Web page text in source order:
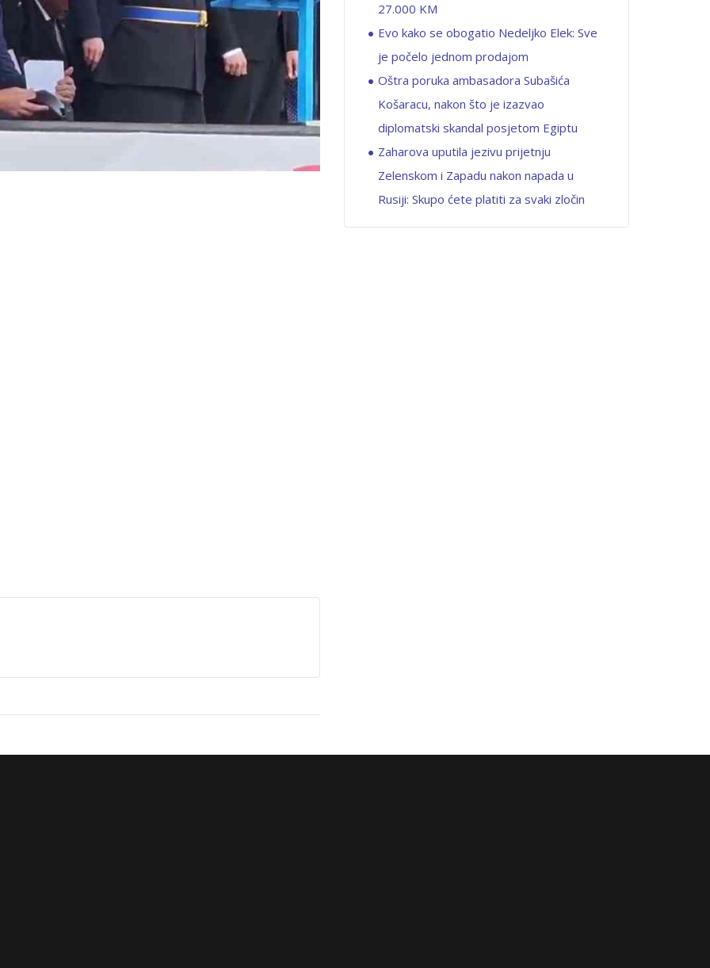
27.000 KM
Evo kako se obogatio Nedeljko Elek: Sve
je počelo jednom prodajom
Oštra poruka ambasadora Subašića
Košaracu, nakon što je izazvao
diplomatski skandal posjetom Egiptu
Zaharova uputila jezivu prijetnju
Zelenskom i Zapadu nakon napada u
Rusiji: Skupo ćete platiti za svaki zločin